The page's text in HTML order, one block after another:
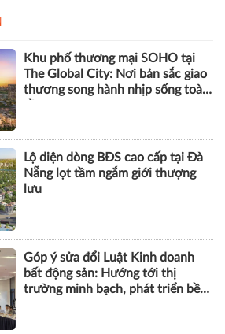
Khu phố thương mại SOHO tại
The Global City: Nơi bản sắc giao
thương song hành nhịp sống toàn
Lộ diện dòng BĐS cao cấp tại Đà
Nẵng lọt tầm ngắm giới thượng
lưu
Góp ý sửa đổi Luật Kinh doanh
bất động sản: Hướng tới thị
trường minh bạch, phát triển bền